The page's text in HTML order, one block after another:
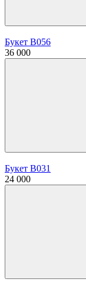
Букет В056
36 000
Букет В031
24 000